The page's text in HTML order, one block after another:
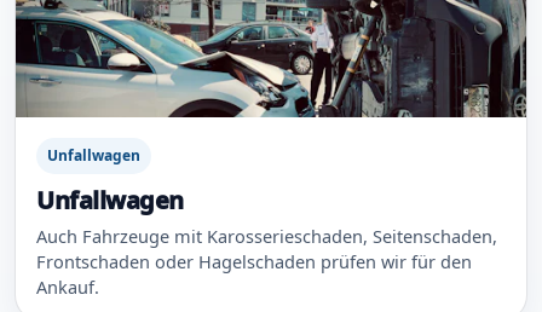
Unfallwagen
Unfallwagen
Auch Fahrzeuge mit Karosserieschaden, Seitenschaden,
Frontschaden oder Hagelschaden prüfen wir für den
Ankauf.